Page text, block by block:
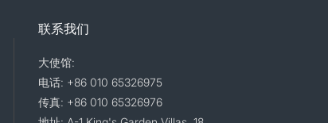
联系我们
大使馆:
电话: +86 010 65326975
传真: +86 010 65326976